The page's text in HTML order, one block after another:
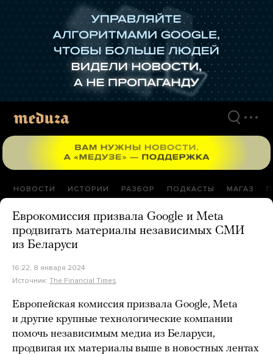
НОВОСТИ ИСТОРИИ РАЗБОР ПОДКАСТЫ МАГАЗ
Еврокомиссия призвала Google и Meta
продвигать материалы независимых СМИ
из Беларуси
16:22, 8 января 2024
Источник: The Financial Times
Европейская комиссия призвала Google, Meta
и другие крупные технологические компании
помочь независимым медиа из Беларуси,
продвигая их материалы выше в новостных лентах